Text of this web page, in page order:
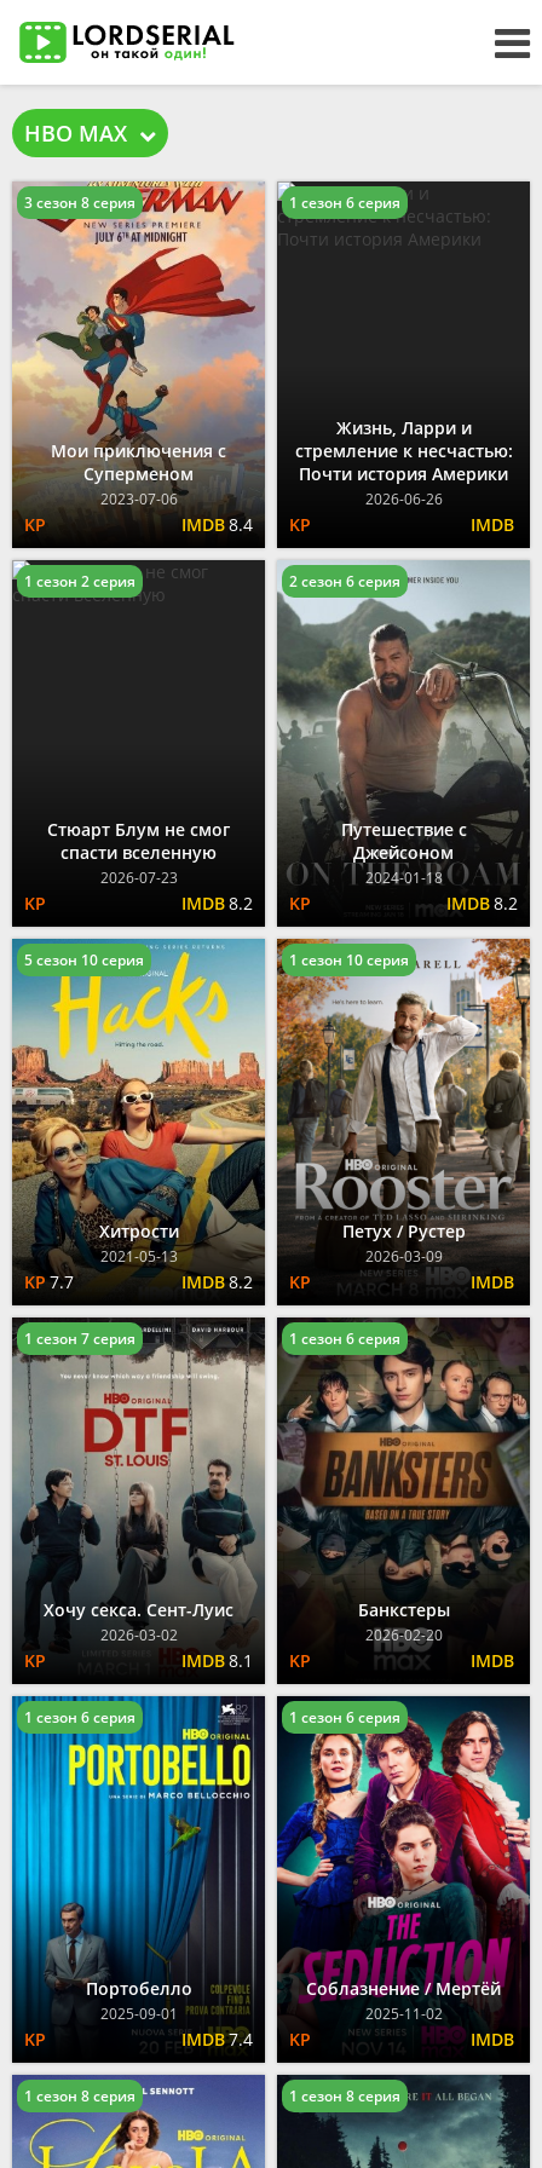
HBO MAX
Мои приключения с
Суперменом
2023-07-06
8.4
3 сезон 8 серия
Жизнь, Ларри и
стремление к несчастью:
Почти история Америки
2026-06-26
1 сезон 6 серия
Стюарт Блум не смог
спасти вселенную
2026-07-23
8.2
1 сезон 2 серия
Путешествие с
Джейсоном
2024-01-18
8.2
2 сезон 6 серия
Хитрости
2021-05-13
7.7 8.2
5 сезон 10 серия
Петух / Рустер
2026-03-09
1 сезон 10 серия
Хочу секса. Сент-Луис
2026-03-02
8.1
1 сезон 7 серия
Банкстеры
2026-02-20
1 сезон 6 серия
Портобелло
2025-09-01
7.4
1 сезон 6 серия
Соблазнение / Мертёй
2025-11-02
1 сезон 6 серия
1 сезон 8 серия 1 сезон 8 серия